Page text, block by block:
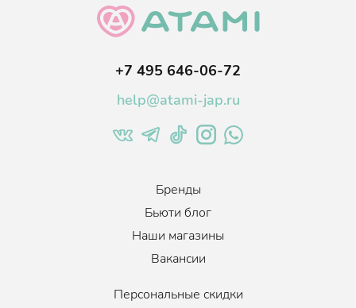
+7 495 646-06-72
help@atami-jap.ru
Бренды
Бьюти блог
Наши магазины
Вакансии
Персональные скидки